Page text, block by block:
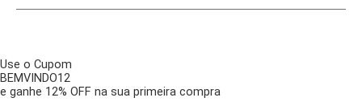
Use o Cupom
BEMVINDO12
e ganhe 12% OFF na sua primeira compra